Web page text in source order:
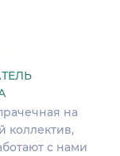
на
коллектив,
с нами